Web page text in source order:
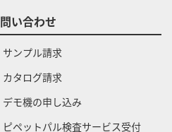
い合わせ
サンプル請求
カタログ請求
デモ機の申し込み
ピペットパル検査サービス受付